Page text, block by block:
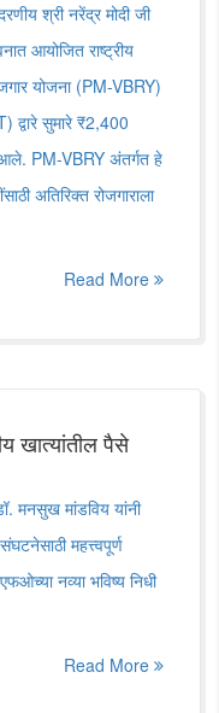
श्री नरेंद्र मोदी जी
आयोजित राष्ट्रीय
योजना (PM-VBRY)
द्वारे सुमारे ₹2,400
आले. PM-VBRY अंतर्गत हे
अतिरिक्त रोजगाराला
Read More
खात्यांतील पैसे
मनसुख मांडविय यांनी
महत्त्वपूर्ण
नव्या भविष्य निधी
Read More